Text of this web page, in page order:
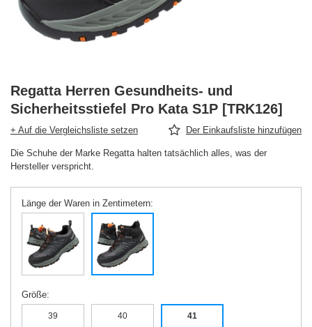
Regatta Herren Gesundheits- und
Sicherheitsstiefel Pro Kata S1P [TRK126]
+ Auf die Vergleichsliste setzen Der Einkaufsliste hinzufügen
Die Schuhe der Marke Regatta halten tatsächlich alles, was der
Hersteller verspricht.
Länge der Waren in Zentimetern
Größe
39 40 41